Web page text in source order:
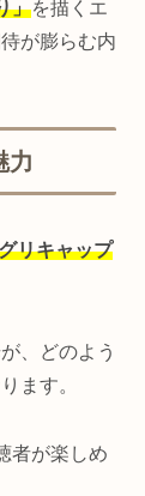
」を描くエ
が膨らむ内
力
リキャップ
、どのよう
ます。
者が楽しめ